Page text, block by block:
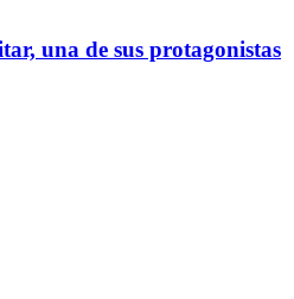
una de sus protagonistas